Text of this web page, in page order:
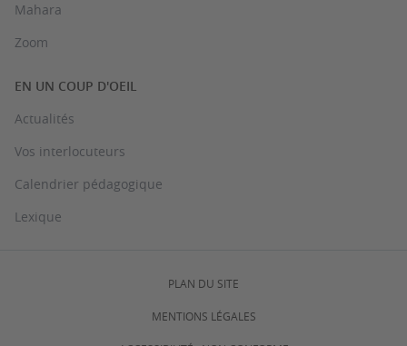
Mahara
Zoom
EN UN COUP D'OEIL
Actualités
Vos interlocuteurs
Calendrier pédagogique
Lexique
PLAN DU SITE
MENTIONS LÉGALES